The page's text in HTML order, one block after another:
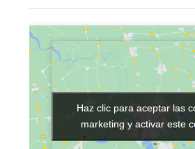
Haz clic para aceptar las
marketing y activar este
Haz clic para aceptar las
marketing y activar este